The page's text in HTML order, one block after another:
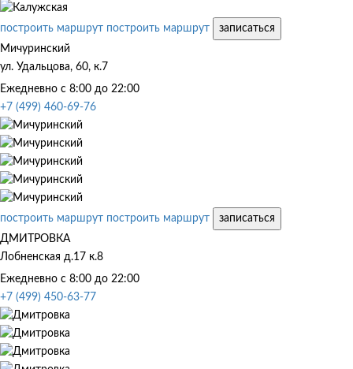
построить маршрут построить маршрут
записаться
Мичуринский
ул. Удальцова, 60, к.7
Ежедневно с 8:00 до 22:00
+7 (499) 460-69-76
построить маршрут построить маршрут
записаться
ДМИТРОВКА
Лобненская д.17 к.8
Ежедневно с 8:00 до 22:00
+7 (499) 450-63-77